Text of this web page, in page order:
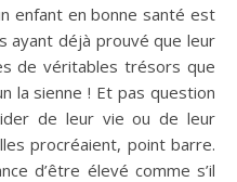
enfant en bonne santé est
ayant déjà prouvé que leur
de véritables trésors que
la sienne ! Et pas question
de leur vie ou de leur
procréaient, point barre.
d’être élevé comme s’il